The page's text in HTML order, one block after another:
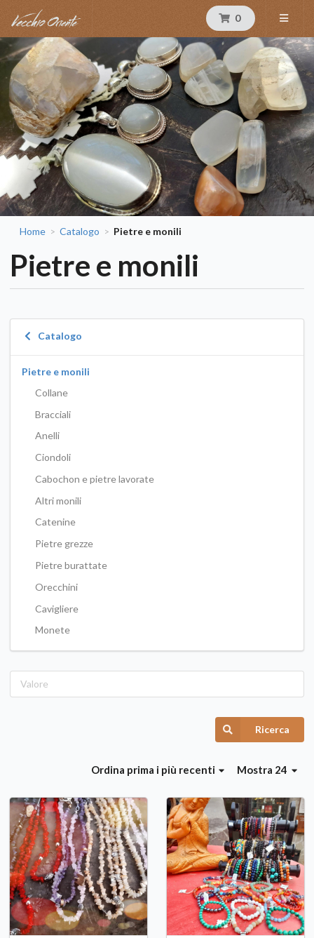
0
Home > Catalogo > Pietre e monili
Pietre e monili
Catalogo
Pietre e monili
Collane
Bracciali
Anelli
Ciondoli
Cabochon e pietre lavorate
Altri monili
Catenine
Pietre grezze
Pietre burattate
Orecchini
Cavigliere
Monete
Ricerca
Mostra 24
Ordina prima i più recenti